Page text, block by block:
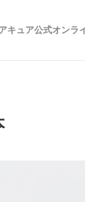
キュア公式オンラ